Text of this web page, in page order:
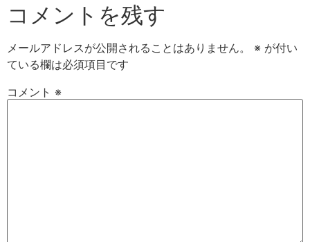
コメントを残す
メールアドレスが公開されることはありません。 ※ が付い
ている欄は必須項目です
コメント ※